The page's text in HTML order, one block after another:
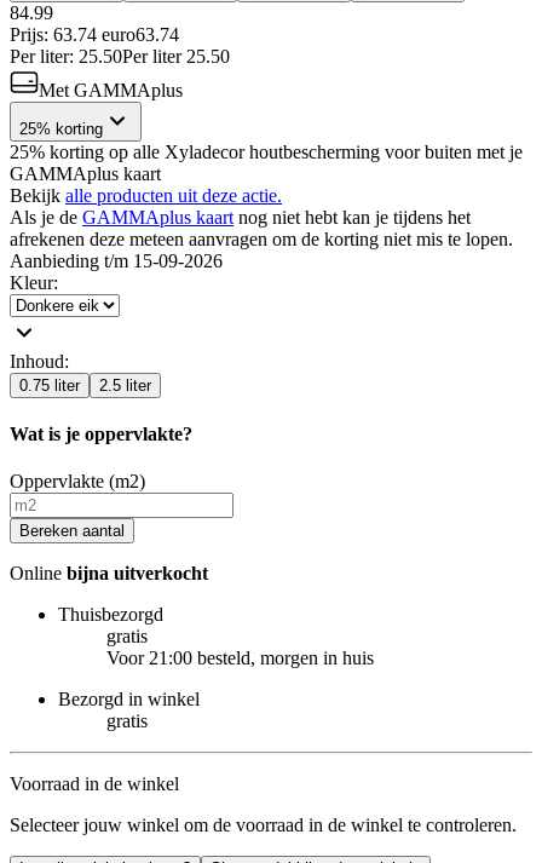
84.99
Prijs: 63.74 euro63.74
Per liter: 25.50Per liter 25.50
Met GAMMAplus
25% korting
25% korting op alle Xyladecor houtbescherming voor buiten met je
GAMMAplus kaart
Bekijk alle producten uit deze actie.
Als je de GAMMAplus kaart nog niet hebt kan je tijdens het
afrekenen deze meteen aanvragen om de korting niet mis te lopen.
Aanbieding t/m 15-09-2026
Kleur:
Inhoud:
0.75 liter 2.5 liter
Wat is je oppervlakte?
Oppervlakte (m2)
Bereken aantal
Online bijna uitverkocht
Thuisbezorgd
gratis
Voor 21:00 besteld, morgen in huis
Bezorgd in winkel
gratis
Voorraad in de winkel
Selecteer jouw winkel om de voorraad in de winkel te controleren.